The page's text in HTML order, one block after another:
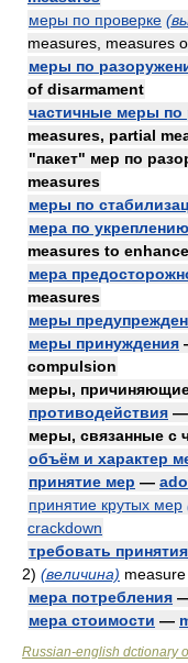
меры по проверке
measures, measures
меры по
of disarmament
частичные меры по
measures, partial
"пакет" мер по
measures
меры по
мера по
measures to
мера
measures
меры
меры принуждения
compulsion
меры,
противодействия —
меры, связанные с
объём и характер
принятие мер —
принятие крутых мер
crackdown
требовать
2) (величина) measure
мера потребления
мера стоимости —
Russian-english dctionary